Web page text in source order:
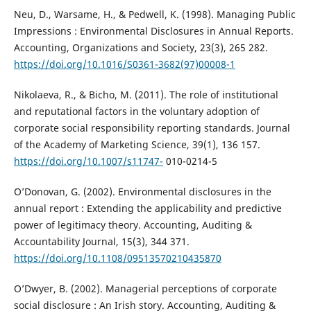
Neu, D., Warsame, H., & Pedwell, K. (1998). Managing Public
Impressions : Environmental Disclosures in Annual Reports.
Accounting, Organizations and Society, 23(3), 265 282.
https://doi.org/10.1016/S0361-3682(97)00008-1
Nikolaeva, R., & Bicho, M. (2011). The role of institutional
and reputational factors in the voluntary adoption of
corporate social responsibility reporting standards. Journal
of the Academy of Marketing Science, 39(1), 136 157.
https://doi.org/10.1007/s11747- 010-0214-5
O’Donovan, G. (2002). Environmental disclosures in the
annual report : Extending the applicability and predictive
power of legitimacy theory. Accounting, Auditing &
Accountability Journal, 15(3), 344 371.
https://doi.org/10.1108/09513570210435870
O’Dwyer, B. (2002). Managerial perceptions of corporate
social disclosure : An Irish story. Accounting, Auditing &